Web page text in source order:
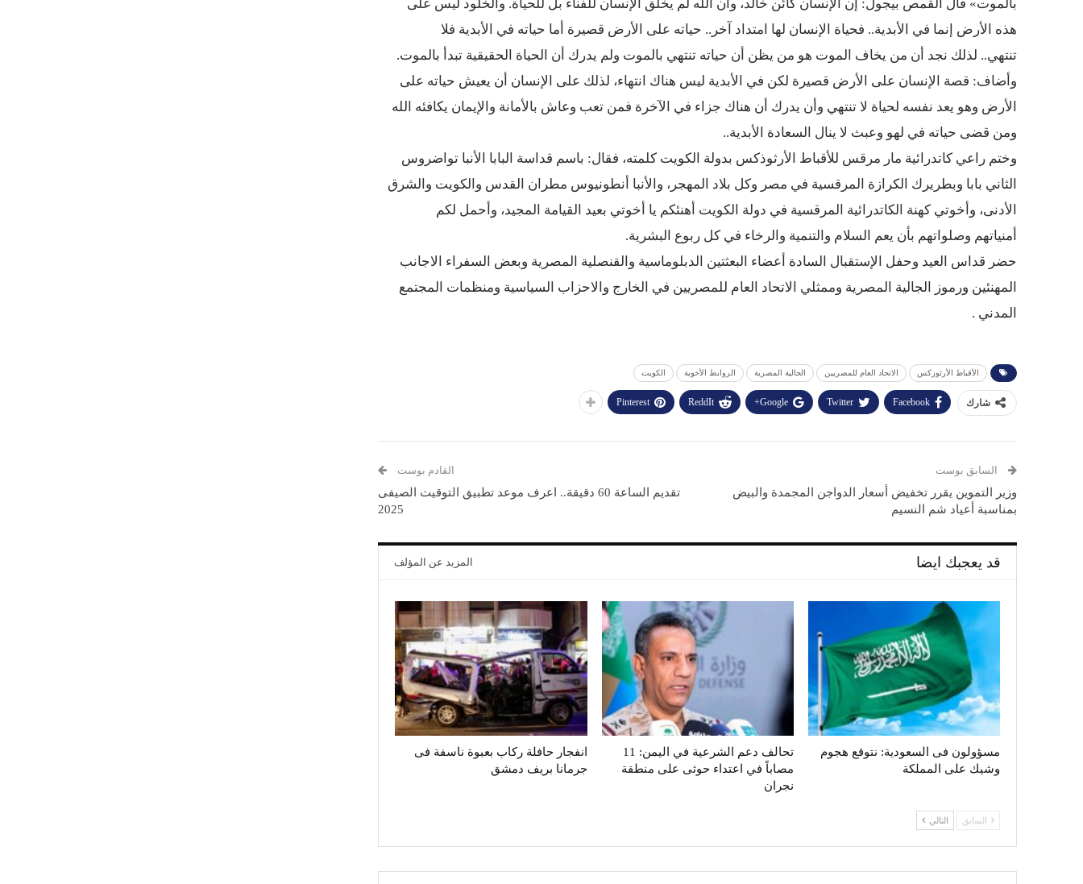
بالموت» قال القمص بيجول: إن الإنسان كائن خالد، وأن الله لم يخلق الإنسان للفناء بل للحياة. والخلود ليس على
هذه الأرض إنما في الأبدية.. فحياة الإنسان لها امتداد آخر.. حياته على الأرض قصيرة أما حياته في الأبدية فلا
تنتهي.. لذلك نجد أن من يخاف الموت هو من يظن أن حياته تنتهي بالموت ولم يدرك أن الحياة الحقيقية تبدأ بالموت.
وأضاف: قصة الإنسان على الأرض قصيرة لكن في الأبدية ليس هناك انتهاء، لذلك على الإنسان أن يعيش حياته على
الأرض وهو يعد نفسه لحياة لا تنتهي وأن يدرك أن هناك جزاء في الآخرة فمن تعب وعاش بالأمانة والإيمان يكافئه الله
ومن قضى حياته في لهو وعبث لا ينال السعادة الأبدية..
وختم راعي كاتدرائية مار مرقس للأقباط الأرثوذكس بدولة الكويت كلمته، فقال: باسم قداسة البابا الأنبا تواضروس
الثاني بابا وبطريرك الكرازة المرقسية في مصر وكل بلاد المهجر، والأنبا أنطونيوس مطران القدس والكويت والشرق
الأدنى، وأخوتي كهنة الكاتدرائية المرقسية في دولة الكويت أهنئكم يا أخوتي بعيد القيامة المجيد، وأحمل لكم
أمنياتهم وصلواتهم بأن يعم السلام والتنمية والرخاء في كل ربوع البشرية.
حضر قداس العيد وحفل الإستقبال السادة أعضاء البعثتين الدبلوماسية والقنصلية المصرية وبعض السفراء الاجانب
المهنئين ورموز الجالية المصرية وممثلي الاتحاد العام للمصريين في الخارج والاحزاب السياسية ومنظمات المجتمع
المدني .
الأقباط الأرثوزكس الاتحاد العام للمصريين الجالية المصرية الروابط الأخوية الكويت
شارك Facebook
Twitter
Google+
ReddIt
Pinterest
السابق بوست
وزير التموين يقرر تخفيض أسعار الدواجن المجمدة والبيض
بمناسبة أعياد شم النسيم
القادم بوست
تقديم الساعة 60 دقيقة.. اعرف موعد تطبيق التوقيت الصيفى
2025
قد يعجبك ايضا المزيد عن المؤلف
مسؤولون فى السعودية: نتوقع هجوم
وشيك على المملكة
تحالف دعم الشرعية في اليمن: 11
مصاباً في اعتداء حوثى على منطقة
نجران
انفجار حافلة ركاب بعبوة ناسفة فى
جرمانا بريف دمشق
السابق التالي